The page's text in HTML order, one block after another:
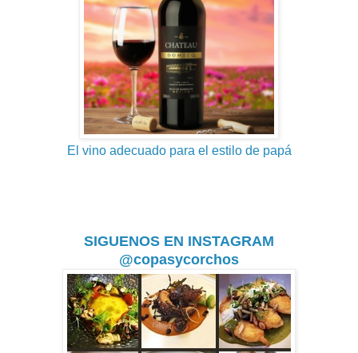
El vino adecuado para el estilo de papá
SIGUENOS EN INSTAGRAM
@copasycorchos